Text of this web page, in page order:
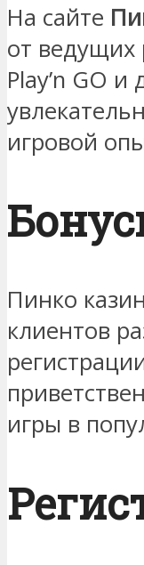
На сайте
от ведущих
Play’n GO
игровой
Пинко
клиентов
игры в